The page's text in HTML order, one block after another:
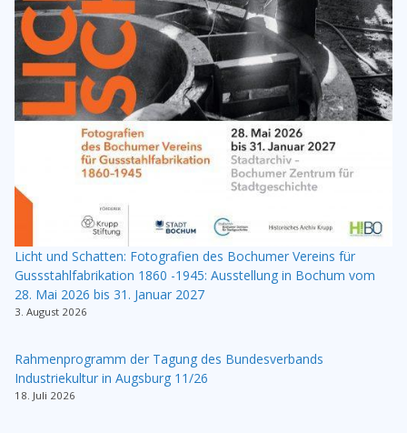
Licht und Schatten: Fotografien des Bochumer Vereins für
Gussstahlfabrikation 1860 -1945: Ausstellung in Bochum vom
28. Mai 2026 bis 31. Januar 2027
3. August 2026
Rahmenprogramm der Tagung des Bundesverbands
Industriekultur in Augsburg 11/26
18. Juli 2026